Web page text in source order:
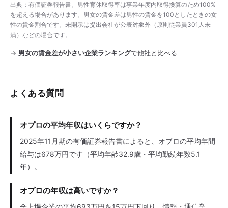
出典：有価証券報告書。男性育休取得率は事業年度内取得換算のため100%
を超える場合があります。男女の賃金差は男性の賃金を100としたときの女
性の賃金割合です。未開示は提出会社が公表対象外（原則従業員301人未
満）などの場合です。
→ 男女の賃金差が小さい企業ランキングで他社と比べる
よくある質問
オプロの平均年収はいくらですか？
2025年11月期の有価証券報告書によると、オプロの平均年間
給与は678万円です（平均年齢32.9歳・平均勤続年数5.1
年）。
オプロの年収は高いですか？